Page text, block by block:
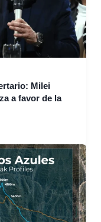
Milei
a favor de la